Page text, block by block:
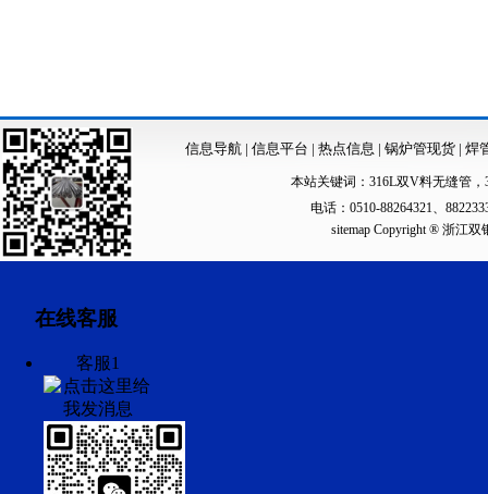
信息导航| 信息平台 | 热点信息 | 锅炉管现货 | 焊
本站关键词： 316L双V料无缝管 ，
电话：0510-88264321、
sitemapCopyright ® 浙江双
在线客服
客服1